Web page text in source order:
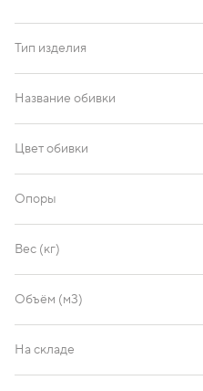
Тип изделия
Название обивки
Цвет обивки
Опоры
Вес (кг)
Объём (м3)
На складе